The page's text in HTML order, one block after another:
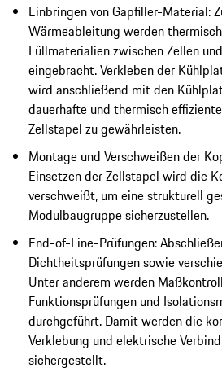
Einbringen von Gapfiller-Material:
Wärmeableitung werden
Füllmaterialien zwischen Zellen
eingebracht. Verkleben der
wird anschließend mit den
dauerhafte und thermisch
Zellstapel zu gewährleisten.
Montage und Verschweißen der
Einsetzen der Zellstapel wird die
verschweißt, um eine strukturell
Modulbaugruppe sicherzustellen.
End-of-Line-Prüfungen:
Dichtheitsprüfungen sowie
Unter anderem werden
Funktionsprüfungen und
durchgeführt. Damit werden die
Verklebung und elektrische
sichergestellt.